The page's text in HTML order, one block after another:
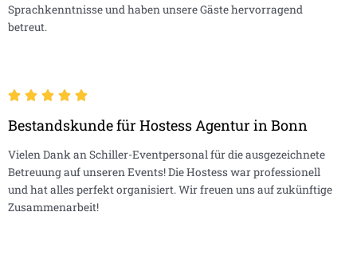
Sprachkenntnisse und haben unsere Gäste hervorragend
betreut.
Bestandskunde für Hostess Agentur in Bonn
Vielen Dank an Schiller-Eventpersonal für die ausgezeichnete
Betreuung auf unseren Events! Die Hostess war professionell
und hat alles perfekt organisiert. Wir freuen uns auf zukünftige
Zusammenarbeit!